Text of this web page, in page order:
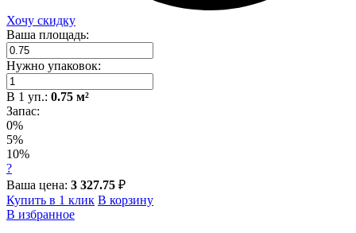
Хочу скидку
Ваша площадь:
Нужно упаковок:
В 1 уп.: 0.75 м²
Запас:
0%
5%
10%
?
Ваша цена: 3 327.75 ₽
Купить в 1 клик В корзину
В избранное